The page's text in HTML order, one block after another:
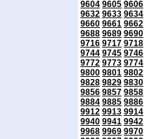
9604 9605 9606
9632 9633 9634
9660 9661 9662
9688 9689 9690
9716 9717 9718
9744 9745 9746
9772 9773 9774
9800 9801 9802
9828 9829 9830
9856 9857 9858
9884 9885 9886
9912 9913 9914
9940 9941 9942
9968 9969 9970